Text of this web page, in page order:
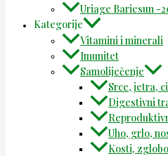
Uriage Bariesun -
Kategorije
Vitamini i minerali
Imunitet
Samoliječenje
Srce, jetra,
Digestivni
Uho, grlo,
Kosti,